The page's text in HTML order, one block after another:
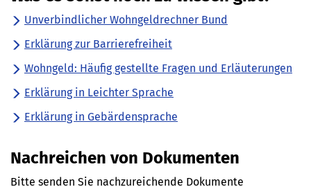
Unverbindlicher Wohngeldrechner Bund
Erklärung zur Barrierefreiheit
Wohngeld: Häufig gestellte Fragen und Erläuterungen
Erklärung in Leichter Sprache
Erklärung in Gebärdensprache
Nachreichen von Dokumenten
Bitte senden Sie nachzureichende Dokumente